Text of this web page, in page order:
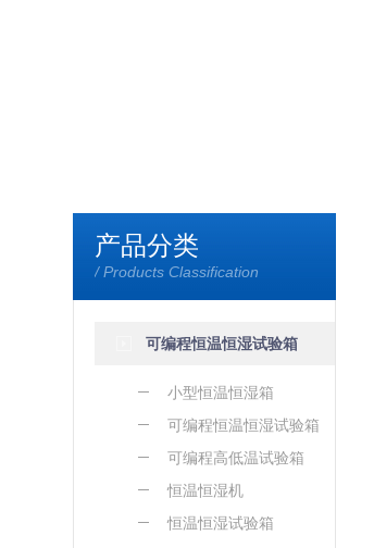
产品分类
/ Products Classification
可编程恒温恒湿试验箱
小型恒温恒湿箱
可编程恒温恒湿试验箱
可编程高低温试验箱
恒温恒湿机
恒温恒湿试验箱